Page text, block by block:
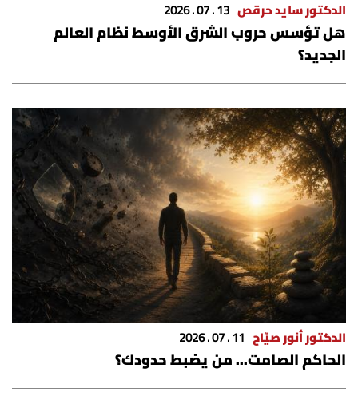
الدكتور سايد حرقص 13 . 07 . 2026
هل تؤسس حروب الشرق الأوسط نظام العالم
الجديد؟
الدكتور أنور صيّاح 11 . 07 . 2026
الحاكم الصامت... من يضبط حدودك؟